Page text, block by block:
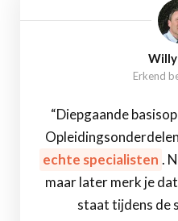
Erkend
“Diepgaande
echte specialisten .
maar later merk je
staat tijdens de